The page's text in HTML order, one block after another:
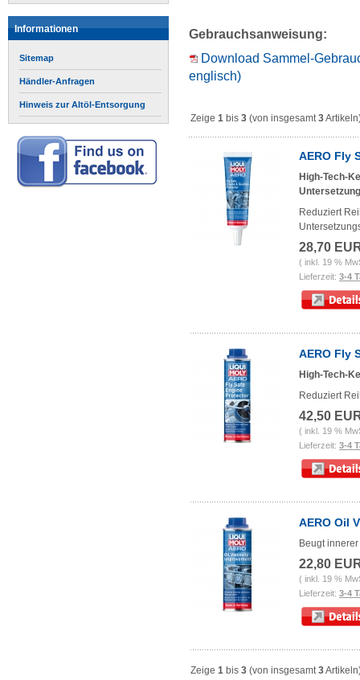
Informationen
Sitemap
Händler-Anfragen
Hinweis zur Altöl-Entsorgung
Gebrauchsanweisung:
Download Sammel-
englisch)
Zeige 1 bis 3 (von insgesamt3
AERO Fly
High-Tech-
Reduziert
28,70
( inkl. 19 %
Lieferzeit: 3-4
AERO Fly
High-Tech-
Reduziert
42,50
( inkl. 19 %
Lieferzeit: 3-4
AERO Oil
Beugt
22,80
( inkl. 19 %
Lieferzeit: 3-4
Zeige 1 bis 3 (von insgesamt3